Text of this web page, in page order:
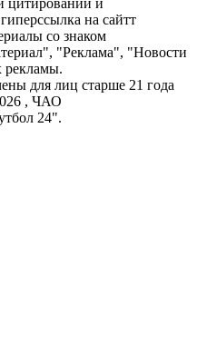
цитировании и
на сайтт
со знаком
"Реклама", "Новости
рекламы.
для лиц старше 21 года
, ЧАО
24".